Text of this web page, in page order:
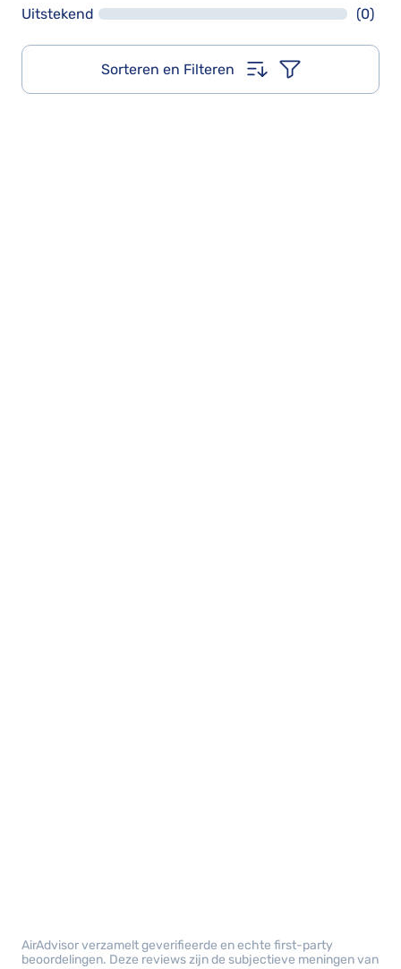
Uitstekend
(0)
Sorteren en Filteren
AirAdvisor verzamelt geverifieerde en echte first-party
beoordelingen. Deze reviews zijn de subjectieve meningen van